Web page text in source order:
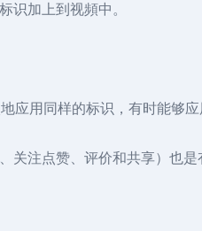
识加上到视頻中。
用同样的标识，有时能够应
关注点赞、评价和共享）也